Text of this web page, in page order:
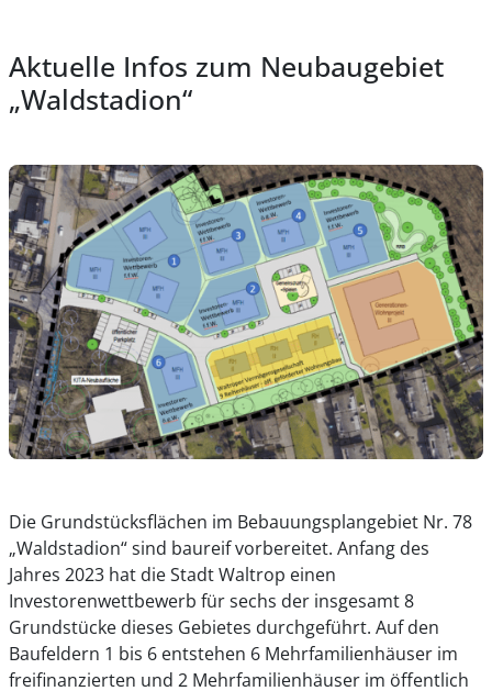
Aktuelle Infos zum Neubaugebiet
„Waldstadion“
Die Grundstücksflächen im Bebauungsplangebiet Nr. 78
„Waldstadion“ sind baureif vorbereitet. Anfang des
Jahres 2023 hat die Stadt Waltrop einen
Investorenwettbewerb für sechs der insgesamt 8
Grundstücke dieses Gebietes durchgeführt. Auf den
Baufeldern 1 bis 6 entstehen 6 Mehrfamilienhäuser im
freifinanzierten und 2 Mehrfamilienhäuser im öffentlich